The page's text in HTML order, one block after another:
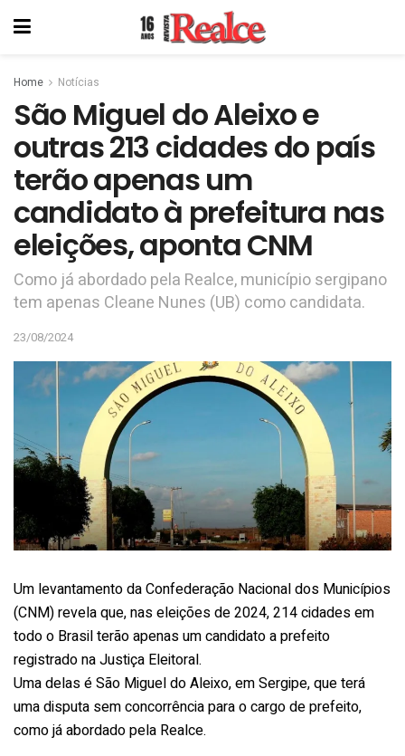
Home Notícias
São Miguel do Aleixo e
outras 213 cidades do país
terão apenas um
candidato à prefeitura nas
eleições, aponta CNM
Como já abordado pela Realce, município sergipano
tem apenas Cleane Nunes (UB) como candidata.
23/08/2024
Um levantamento da Confederação Nacional dos Municípios
(CNM) revela que, nas eleições de 2024, 214 cidades em
todo o Brasil terão apenas um candidato a prefeito
registrado na Justiça Eleitoral.
Uma delas é São Miguel do Aleixo, em Sergipe, que terá
uma disputa sem concorrência para o cargo de prefeito,
como já abordado pela Realce.